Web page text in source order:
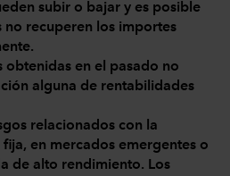
subir o bajar y es posible
no recuperen los importes
obtenidas en el pasado no
alguna de rentabilidades
relacionados con la
en mercados emergentes o
de alto rendimiento. Los